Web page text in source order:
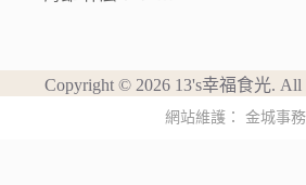
Copyright © 2026 13's幸福食光. All
網站維護： 金城事